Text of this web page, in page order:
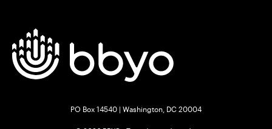
PO Box 14540 | Washington, DC 20004